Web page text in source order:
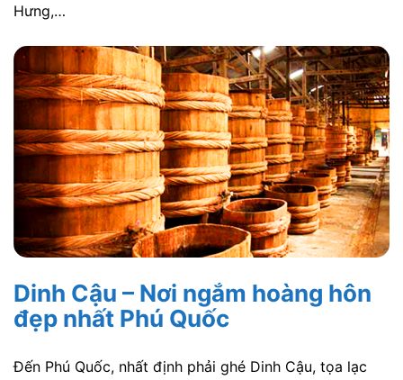
Hưng,…
Dinh Cậu – Nơi ngắm hoàng hôn
đẹp nhất Phú Quốc
Đến Phú Quốc, nhất định phải ghé Dinh Cậu, tọa lạc